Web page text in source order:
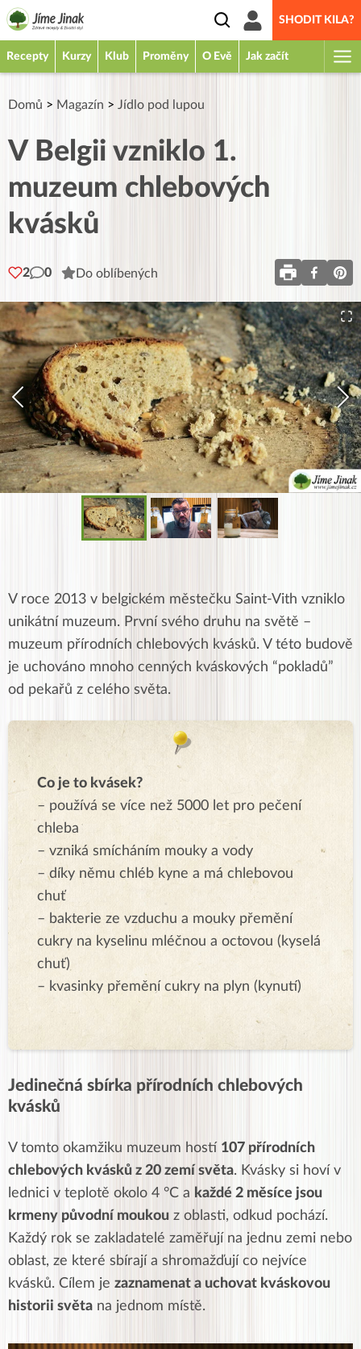
SHODIT KILA?
Recepty Kurzy Klub Proměny O Evě Jak začít
Domů > Magazín > Jídlo pod lupou
V Belgii vzniklo 1.
muzeum chlebových
kvásků
2 0 Do oblíbených
V roce 2013 v belgickém městečku Saint-Vith vzniklo
unikátní muzeum. První svého druhu na světě –
muzeum přírodních chlebových kvásků. V této budově
je uchováno mnoho cenných kváskových “pokladů”
od pekařů z celého světa.
Co je to kvásek?
– používá se více než 5000 let pro pečení
chleba
– vzniká smícháním mouky a vody
– díky němu chléb kyne a má chlebovou
chuť
– bakterie ze vzduchu a mouky přemění
cukry na kyselinu mléčnou a octovou (kyselá
chuť)
– kvasinky přemění cukry na plyn (kynutí)
Jedinečná sbírka přírodních chlebových
kvásků
V tomto okamžiku muzeum hostí 107 přírodních
chlebových kvásků z 20 zemí světa. Kvásky si hoví v
lednici v teplotě okolo 4 °C a každé 2 měsíce jsou
krmeny původní moukou z oblasti, odkud pochází.
Každý rok se zakladatelé zaměřují na jednu zemi nebo
oblast, ze které sbírají a shromažďují co nejvíce
kvásků. Cílem je zaznamenat a uchovat kváskovou
historii světa na jednom místě.